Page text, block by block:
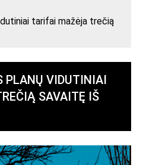
tarifai mažėja trečią
PLANŲ VIDUTINIAI
SAVAITĘ IŠ